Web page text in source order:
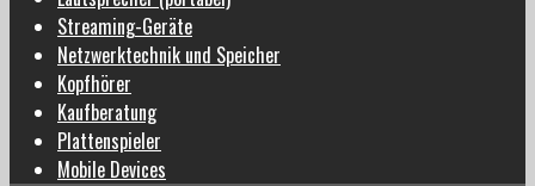
Streaming-Geräte
Netzwerktechnik und Speicher
Kopfhörer
Kaufberatung
Plattenspieler
Mobile Devices